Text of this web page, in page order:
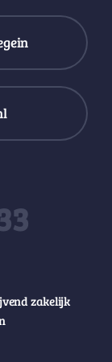
zakelijk